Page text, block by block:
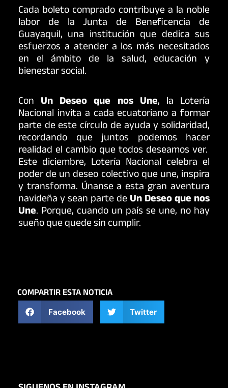
Cada boleto comprado contribuye a la noble
labor de la Junta de Beneficencia de
Guayaquil, una institución que dedica sus
esfuerzos a atender a los más necesitados
en el ámbito de la salud, educación y
bienestar social.
Con Un Deseo que nos Une, la Lotería
Nacional invita a cada ecuatoriano a formar
parte de este círculo de ayuda y solidaridad,
recordando que juntos podemos hacer
realidad el cambio que todos deseamos ver.
Este diciembre, Lotería Nacional celebra el
poder de un deseo colectivo que une, inspira
y transforma. Únanse a esta gran aventura
navideña y sean parte deUn Deseo que nos
Une. Porque, cuando un país se une, no hay
sueño que quede sin cumplir.
COMPARTIR ESTA NOTICIA
Facebook Twitter